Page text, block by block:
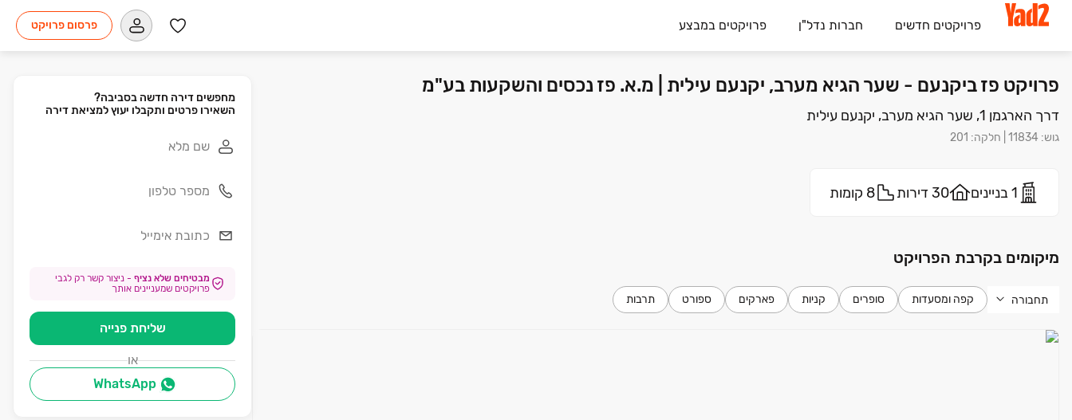
פרויקטים חדשים חברות נדל"ן פרויקטים במבצע פרסום פרויקט
פרויקט פז ביקנעם - שער הגיא מערב, יקנעם עילית | מ.א. פז נכסים והשקעות בע"מ
דרך הארגמן 1, שער הגיא מערב, יקנעם עילית
גוש:
11834 חלקה:
201
1 בניינים 30 דירות 8 קומות
מיקומים בקרבת הפרויקט
תחבורה קפה ומסעדות סופרים קניות פארקים ספורט תרבות
השאירו פרטים ותקבלו יעוץ למציאת דירה
מבטיחים שלא נציף - ניצור קשר רק לגבי
פרויקטים שמעניינים אותך
שליחת פנייה
או
WhatsApp